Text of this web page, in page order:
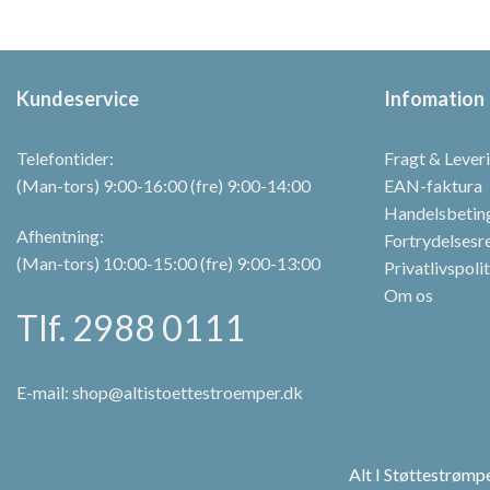
vælges
varesiden
Kundeservice
Telefontider:
(Man-tors) 9:00-16:00 (fre) 9:00-14:00
Afhentning:
(Man-tors) 10:00-15:00 (fre) 9:00-13:00
Tlf. 2988 0111
E-mail: shop@altistoettestroemper.dk
Infomation
Fragt &
EAN-faktura
Om os
Alt I